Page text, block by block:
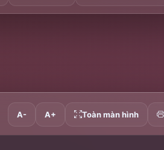
A- A+ Toàn màn hình